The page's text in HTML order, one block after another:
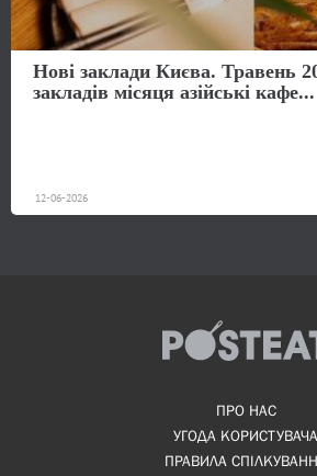
Нові заклади Києва. Травень
закладів місяця азійські кафе...
12-06-2026
ПРО НАС
УГОДА КОРИСТУВАЧА
ПРАВИЛА